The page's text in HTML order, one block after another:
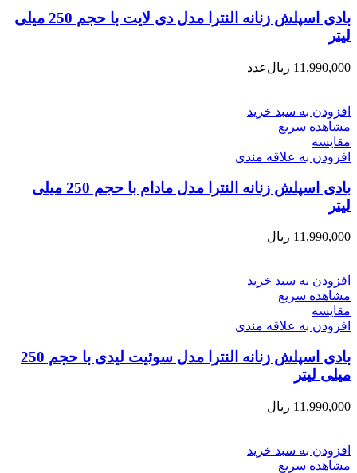
بادی اسپلش زنانه النترا مدل دی لایت با حجم 250 میلی
لیتر
11,990,000 ریالعدد
افزودن به سبد خرید
مشاهده سریع
مقایسه
افزودن به علاقه مندی
بادی اسپلش زنانه النترا مدل مادام با حجم 250 میلی
لیتر
11,990,000 ریال
افزودن به سبد خرید
مشاهده سریع
مقایسه
افزودن به علاقه مندی
بادی اسپلش زنانه النترا مدل سوئیت لیدی با حجم 250
میلی لیتر
11,990,000 ریال
افزودن به سبد خرید
مشاهده سریع